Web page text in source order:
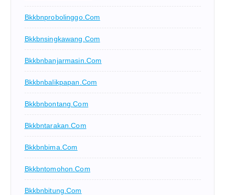
Bkkbnprobolinggo.com
Bkkbnsingkawang.com
Bkkbnbanjarmasin.com
Bkkbnbalikpapan.com
Bkkbnbontang.com
Bkkbntarakan.com
Bkkbnbima.com
Bkkbntomohon.com
Bkkbnbitung.com